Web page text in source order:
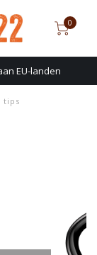
0
EU-landen
tips